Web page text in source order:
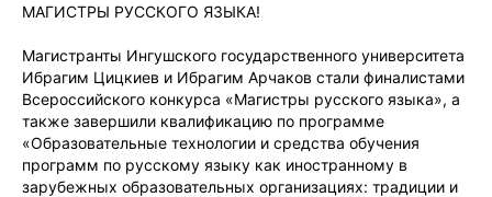
МАГИСТРЫ РУССКОГО ЯЗЫКА!
Магистранты Ингушского государственного университета
Ибрагим Цицкиев и Ибрагим Арчаков стали финалистами
Всероссийского конкурса «Магистры русского языка», а
также завершили квалификацию по программе
«Образовательные технологии и средства обучения
программ по русскому языку как иностранному в
зарубежных образовательных организациях: традиции и